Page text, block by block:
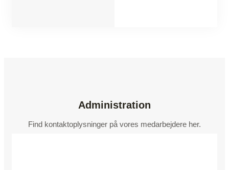
Administration
Find kontaktoplysninger på vores medarbejdere her.